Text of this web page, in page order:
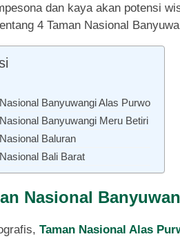
dan kaya akan potensi
4 Taman Nasional
Banyuwangi Alas Purwo
Banyuwangi Meru Betiri
Baluran
Bali Barat
Nasional
Taman Nasional Alas